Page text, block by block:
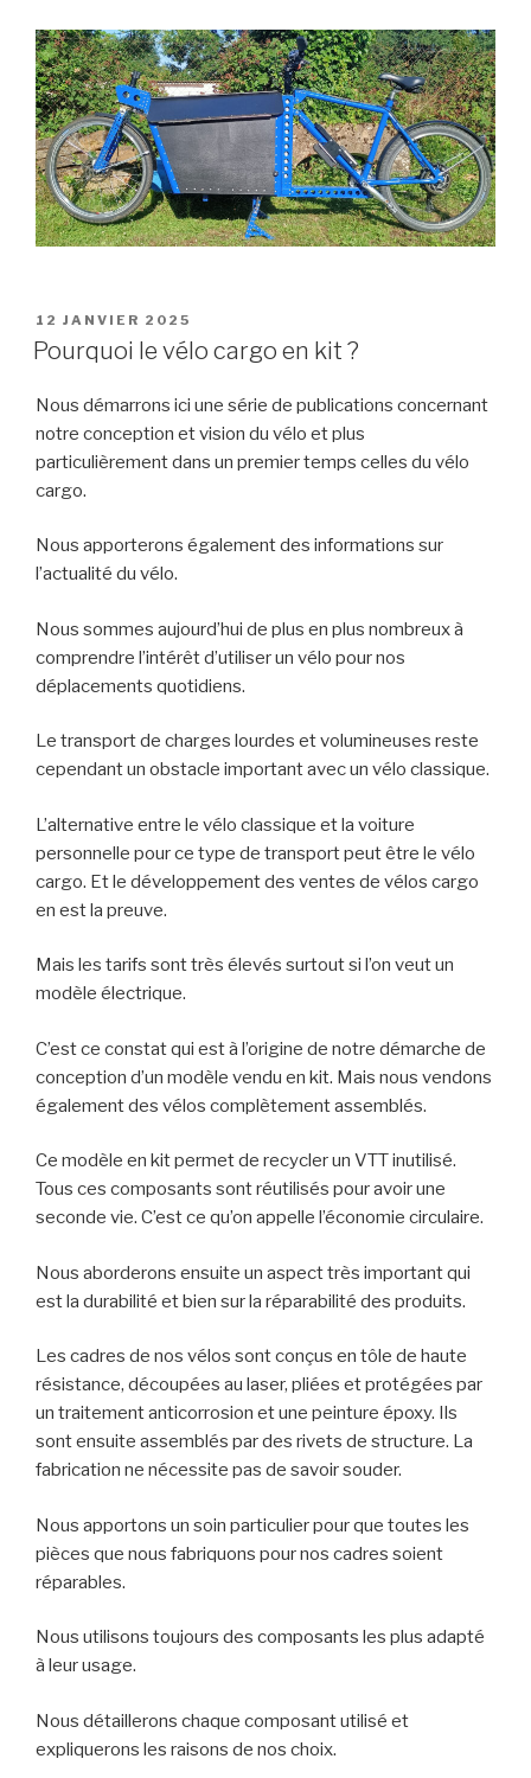
PUBLIÉ
LE
12 JANVIER 2025
Pourquoi le vélo cargo en kit ?
Nous démarrons ici une série de publications concernant
notre conception et vision du vélo et plus
particulièrement dans un premier temps celles du vélo
cargo.
Nous apporterons également des informations sur
l’actualité du vélo.
Nous sommes aujourd’hui de plus en plus nombreux à
comprendre l’intérêt d’utiliser un vélo pour nos
déplacements quotidiens.
Le transport de charges lourdes et volumineuses reste
cependant un obstacle important avec un vélo classique.
L’alternative entre le vélo classique et la voiture
personnelle pour ce type de transport peut être le vélo
cargo. Et le développement des ventes de vélos cargo
en est la preuve.
Mais les tarifs sont très élevés surtout si l’on veut un
modèle électrique.
C’est ce constat qui est à l’origine de notre démarche de
conception d’un modèle vendu en kit. Mais nous vendons
également des vélos complètement assemblés.
Ce modèle en kit permet de recycler un VTT inutilisé.
Tous ces composants sont réutilisés pour avoir une
seconde vie. C’est ce qu’on appelle l’économie circulaire.
Nous aborderons ensuite un aspect très important qui
est la durabilité et bien sur la réparabilité des produits.
Les cadres de nos vélos sont conçus en tôle de haute
résistance, découpées au laser, pliées et protégées par
un traitement anticorrosion et une peinture époxy. Ils
sont ensuite assemblés par des rivets de structure. La
fabrication ne nécessite pas de savoir souder.
Nous apportons un soin particulier pour que toutes les
pièces que nous fabriquons pour nos cadres soient
réparables.
Nous utilisons toujours des composants les plus adapté
à leur usage.
Nous détaillerons chaque composant utilisé et
expliquerons les raisons de nos choix.